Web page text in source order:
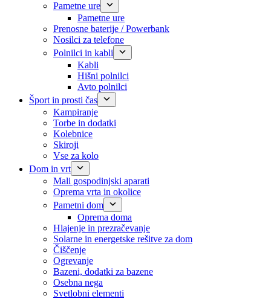
Pametne ure
Pametne ure
Prenosne baterije / Powerbank
Nosilci za telefone
Polnilci in kabli
Kabli
Hišni polnilci
Avto polnilci
Šport in prosti čas
Kampiranje
Torbe in dodatki
Kolebnice
Skiroji
Vse za kolo
Dom in vrt
Mali gospodinjski aparati
Oprema vrta in okolice
Pametni dom
Oprema doma
Hlajenje in prezračevanje
Solarne in energetske rešitve za dom
Čiščenje
Ogrevanje
Bazeni, dodatki za bazene
Osebna nega
Svetlobni elementi